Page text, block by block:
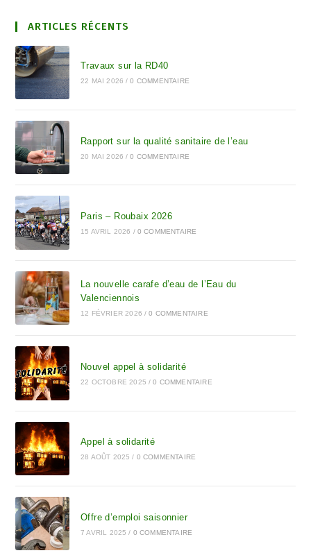
ARTICLES RÉCENTS
Travaux sur la RD40
22 MAI 2026 / 0 COMMENTAIRE
Rapport sur la qualité sanitaire de l’eau
20 MAI 2026 / 0 COMMENTAIRE
Paris – Roubaix 2026
15 AVRIL 2026 / 0 COMMENTAIRE
La nouvelle carafe d’eau de l’Eau du
Valenciennois
12 FÉVRIER 2026 / 0 COMMENTAIRE
Nouvel appel à solidarité
22 OCTOBRE 2025 / 0 COMMENTAIRE
Appel à solidarité
28 AOÛT 2025 / 0 COMMENTAIRE
Offre d’emploi saisonnier
7 AVRIL 2025 / 0 COMMENTAIRE